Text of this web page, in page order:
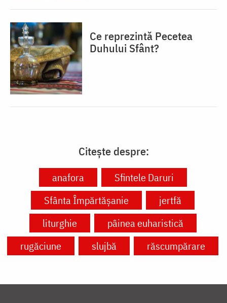
Ce reprezintă Pecetea
Duhului Sfânt?
Citește despre:
anafora
Sfintele Daruri
Sfânta Împărtășanie
jertfă
liturghie
pâinea euharistică
rugăciune
slujbă răscumpărare